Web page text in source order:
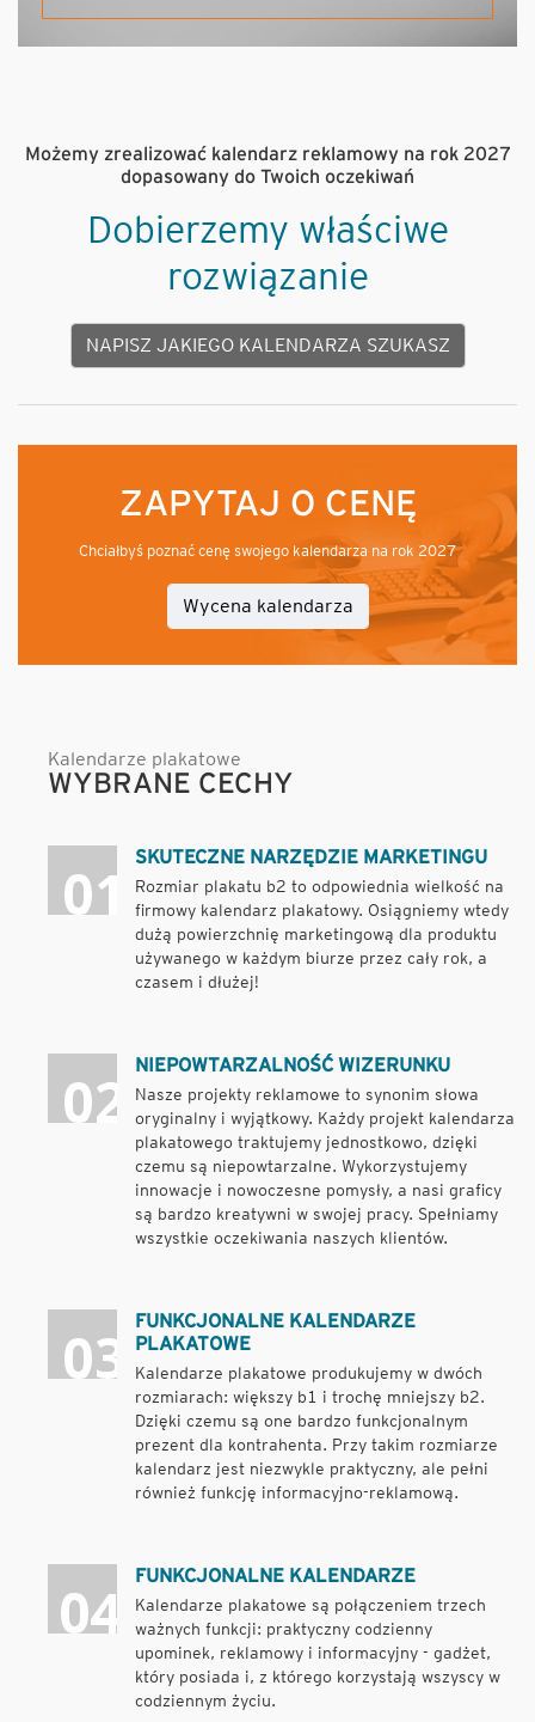
Możemy zrealizować kalendarz reklamowy na rok 2027
dopasowany do Twoich oczekiwań
Dobierzemy właściwe
rozwiązanie
NAPISZ JAKIEGO KALENDARZA SZUKASZ
ZAPYTAJ O CENĘ
Chciałbyś poznać cenę swojego kalendarza na rok 2027
Wycena kalendarza
Kalendarze plakatowe
WYBRANE CECHY
SKUTECZNE NARZĘDZIE MARKETINGU
Rozmiar plakatu b2 to odpowiednia wielkość na
firmowy kalendarz plakatowy. Osiągniemy wtedy
dużą powierzchnię marketingową dla produktu
używanego w każdym biurze przez cały rok, a
czasem i dłużej!
NIEPOWTARZALNOŚĆ WIZERUNKU
Nasze projekty reklamowe to synonim słowa
oryginalny i wyjątkowy. Każdy projekt kalendarza
plakatowego traktujemy jednostkowo, dzięki
czemu są niepowtarzalne. Wykorzystujemy
innowacje i nowoczesne pomysły, a nasi graficy
są bardzo kreatywni w swojej pracy. Spełniamy
wszystkie oczekiwania naszych klientów.
FUNKCJONALNE KALENDARZE
PLAKATOWE
Kalendarze plakatowe produkujemy w dwóch
rozmiarach: większy b1 i trochę mniejszy b2.
Dzięki czemu są one bardzo funkcjonalnym
prezent dla kontrahenta. Przy takim rozmiarze
kalendarz jest niezwykle praktyczny, ale pełni
również funkcję informacyjno-reklamową.
FUNKCJONALNE KALENDARZE
Kalendarze plakatowe są połączeniem trzech
ważnych funkcji: praktyczny codzienny
upominek, reklamowy i informacyjny - gadżet,
który posiada i, z którego korzystają wszyscy w
codziennym życiu.